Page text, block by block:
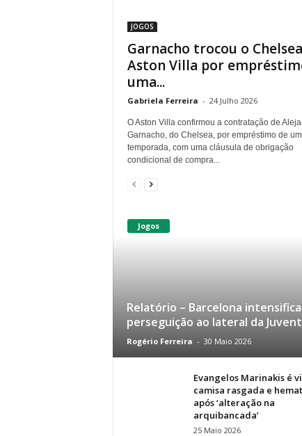
JOGOS
Garnacho trocou o
Aston Villa por
uma...
Gabriela Ferreira - 24 Julho 2026
O Aston Villa confirmou a contratação de
Garnacho, do Chelsea, por empréstimo de
temporada, com uma cláusula de obrigação
condicional de compra...
Jogos
Relatório – Barcelona intensifica
perseguição ao lateral da
Rogério Ferreira - 30 Maio 2026
Evangelos Marinakis é
camisa rasgada e
após ‘alteração na
arquibancada’
25 Maio 2026